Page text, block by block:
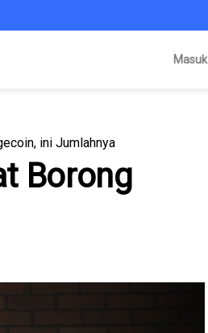
Masuk
ini Jumlahnya
Borong